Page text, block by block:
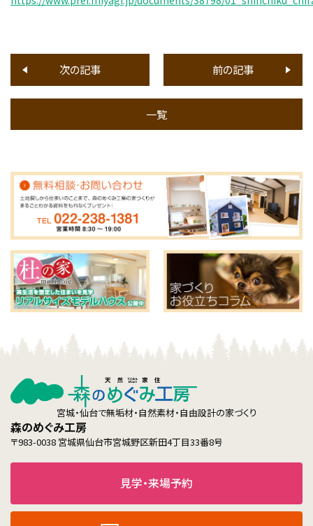
次の記事
一覧
前の記事
宮城・仙台で無垢材・自然素材・自由設計の家づくり
森のめぐみ工房
〒983-0038 宮城県仙台市宮城野区新田4丁目33番8号
見学・来場予約